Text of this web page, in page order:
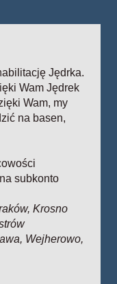
Jędrka.
Wam Jędrek
Wam, my
na basen,
subkonto
Krosno
Wejherowo,